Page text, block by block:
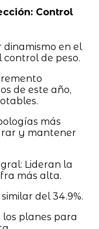
Control
dinamismo en el
control de peso.
de este año,
más
y mantener
Lideran la
más alta.
del 34.9%.
planes para